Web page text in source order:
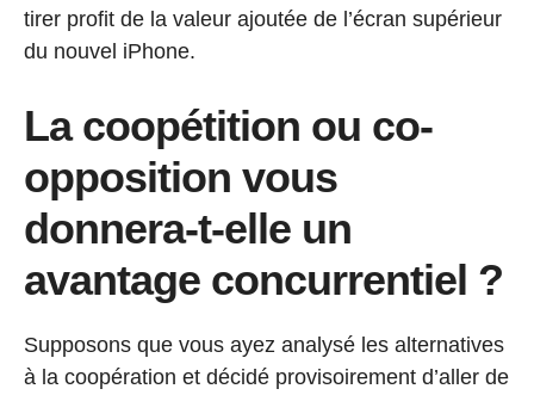
tirer profit de la valeur ajoutée de l’écran supérieur
du nouvel iPhone.
La coopétition ou co-
opposition vous
donnera-t-elle un
avantage concurrentiel ?
Supposons que vous ayez analysé les alternatives
à la coopération et décidé provisoirement d’aller de